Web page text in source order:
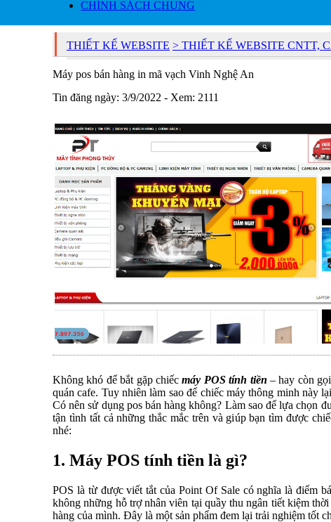
CHÍNH SÁCH CHUNG
THIẾT KẾ WEBSITE > THIẾT KẾ WEBSITE CNTT,
Máy pos bán hàng in mã vạch Vinh Nghệ An
Tin đăng ngày: 3/9/2022 - Xem: 2111
Không khó để bắt gặp chiếcmáy POS tính tiền – hay còn
quán cafe. Tuy nhiên làm sao để chiếc máy thông minh này
Có nên sử dụng pos bán hàng không? Làm sao để lựa chọn
tận tình tất cả những thắc mắc trên và giúp bạn tìm được
nhé:
1. Máy POS tính tiền là gì?
POS là từ được viết tắt của Point Of Sale có nghĩa là điểm
không những hỗ trợ nhân viên tại quầy thu ngân tiết kiệm
hàng của mình. Đây là một sản phẩm đem lại trải nghiệm tốt